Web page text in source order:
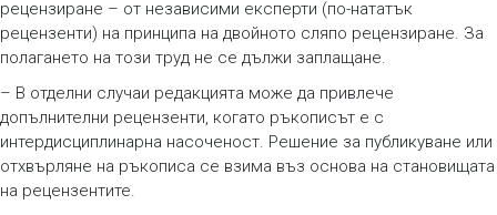
рецензиране – от независими експерти (по-нататък
рецензенти) на принципа на двойното сляпо рецензиране. За
полагането на този труд не се дължи заплащане.
– В отделни случаи редакцията може да привлече
допълнителни рецензенти, когато ръкописът е с
интердисциплинарна насоченост. Решение за публикуване или
отхвърляне на ръкописа се взима въз основа на становищата
на рецензентите.